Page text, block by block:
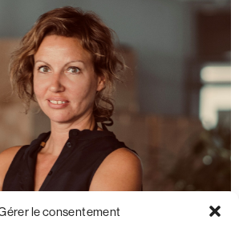
le consentement